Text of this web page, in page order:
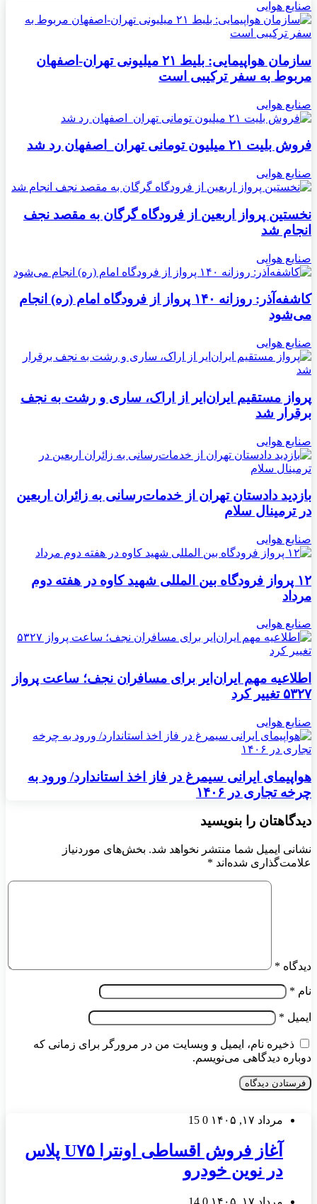
صنایع هوایی
سازمان هواپیمایی: بلیط ۲۱ میلیونی تهران-اصفهان
مربوط به سفر ترکیبی است
صنایع هوایی
فروش بلیت ۲۱ میلیون تومانی تهران_اصفهان رد شد
صنایع هوایی
نخستین پرواز اربعین از فرودگاه گرگان به مقصد نجف
انجام شد
صنایع هوایی
کاشفه‌آذر: روزانه ۱۴۰ پرواز از فرودگاه امام (ره) انجام
می‌شود
صنایع هوایی
پرواز مستقیم ایران‌ایر از اراک، ساری و رشت به نجف
برقرار شد
صنایع هوایی
بازدید دادستان تهران از خدمات‌رسانی به زائران اربعین
در ترمینال سلام
صنایع هوایی
۱۲ پرواز فرودگاه بین المللی شهید کاوه در هفته دوم
مرداد
صنایع هوایی
اطلاعیه مهم ایران‌ایر برای مسافران نجف؛ ساعت پرواز
۵۳۲۷ تغییر کرد
صنایع هوایی
هواپیمای ایرانی سیمرغ در فاز اخذ استاندارد/ ورود به
چرخه تجاری در ۱۴۰۶
دیدگاهتان را بنویسید
نشانی ایمیل شما منتشر نخواهد شد. بخش‌های موردنیاز
علامت‌گذاری شده‌اند *
دیدگاه *
نام *
ایمیل *
ذخیره نام، ایمیل و وبسایت من در مرورگر برای زمانی که
دوباره دیدگاهی می‌نویسم.
مرداد ۱۷, ۱۴۰۵ 0
15
آغاز فروش اقساطی اونترا U۷۵ پلاس
در نوین خودرو
مرداد ۱۷, ۱۴۰۵ 0
14